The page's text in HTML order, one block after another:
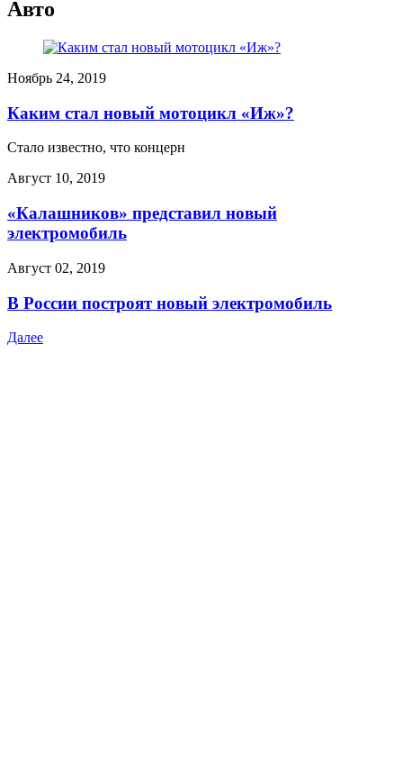
Авто
Ноябрь 24, 2019
Каким стал новый мотоцикл «Иж»?
Стало известно, что концерн
Август 10, 2019
«Калашников» представил новый
электромобиль
Август 02, 2019
В России построят новый электромобиль
Далее